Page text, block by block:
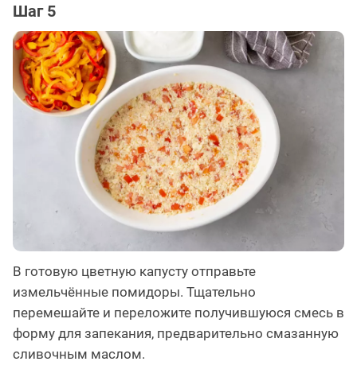
Шаг 5
В готовую цветную капусту отправьте
измельчённые помидоры. Тщательно
перемешайте и переложите получившуюся смесь в
форму для запекания, предварительно смазанную
сливочным маслом.